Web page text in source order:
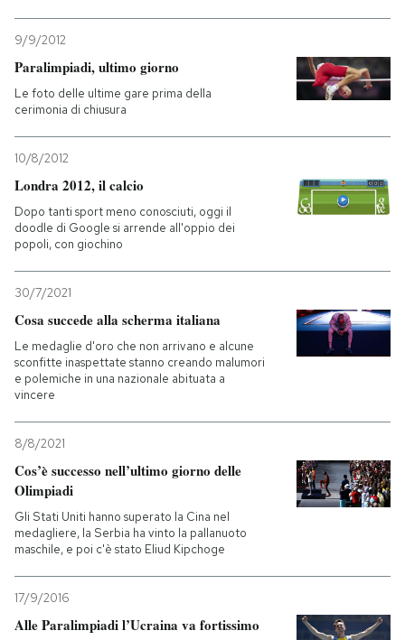
9/9/2012
Paralimpiadi, ultimo giorno
Le foto delle ultime gare prima della
cerimonia di chiusura
10/8/2012
Londra 2012, il calcio
Dopo tanti sport meno conosciuti, oggi il
doodle di Google si arrende all'oppio dei
popoli, con giochino
30/7/2021
Cosa succede alla scherma italiana
Le medaglie d'oro che non arrivano e alcune
sconfitte inaspettate stanno creando malumori
e polemiche in una nazionale abituata a
vincere
8/8/2021
Cos’è successo nell’ultimo giorno delle
Olimpiadi
Gli Stati Uniti hanno superato la Cina nel
medagliere, la Serbia ha vinto la pallanuoto
maschile, e poi c'è stato Eliud Kipchoge
17/9/2016
Alle Paralimpiadi l’Ucraina va fortissimo